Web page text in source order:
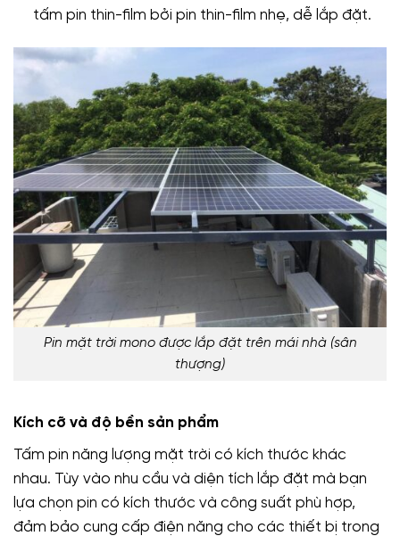
tấm pin thin-film bởi pin thin-film nhẹ, dễ lắp đặt.
Pin mặt trời mono được lắp đặt trên mái nhà (sân
thượng)
Kích cỡ và độ bền sản phẩm
Tấm pin năng lượng mặt trời có kích thước khác
nhau. Tùy vào nhu cầu và diện tích lắp đặt mà bạn
lựa chọn pin có kích thước và công suất phù hợp,
đảm bảo cung cấp điện năng cho các thiết bị trong